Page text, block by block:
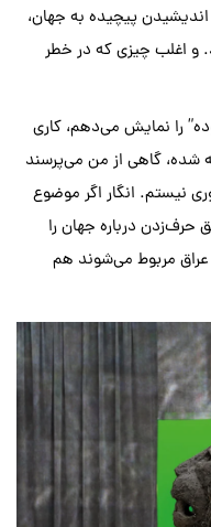
پیچیده به جهان،
و اغلب چیزی که در خطر
”را نمایش می‌دهم، کاری
شده، گاهی از من می‌پرسند
نیستم. انگار اگر موضوع
حرف‌زدن درباره جهان را
عراق مربوط می‌شوند هم